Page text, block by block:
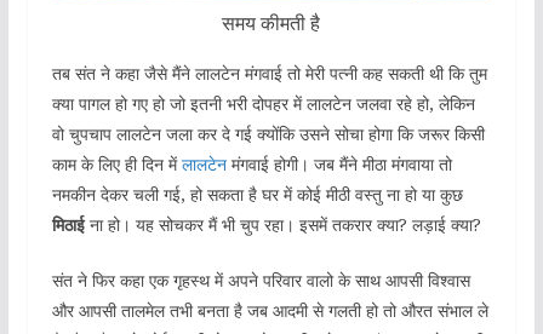
समय कीमती है
तब संत ने कहा जैसे मैंने लालटेन मंगवाई तो मेरी पत्नी कह सकती थी कि तुम
क्या पागल हो गए हो जो इतनी भरी दोपहर में लालटेन जलवा रहे हो, लेकिन
वो चुपचाप लालटेन जला कर दे गई क्योंकि उसने सोचा होगा कि जरूर किसी
काम के लिए ही दिन मेंलालटेनमंगवाई होगी। जब मैंने मीठा मंगवाया तो
नमकीन देकर चली गई, हो सकता है घर में कोई मीठी वस्तु ना हो या कुछ
मिठाईना हो। यह सोचकर मैं भी चुप रहा। इसमें तकरार क्या? लड़ाई क्या?
संत ने फिर कहा एक गृहस्थ में अपने परिवार वालो के साथ आपसी विश्वास
और आपसी तालमेल तभी बनता है जब आदमी से गलती हो तो औरत संभाल ले